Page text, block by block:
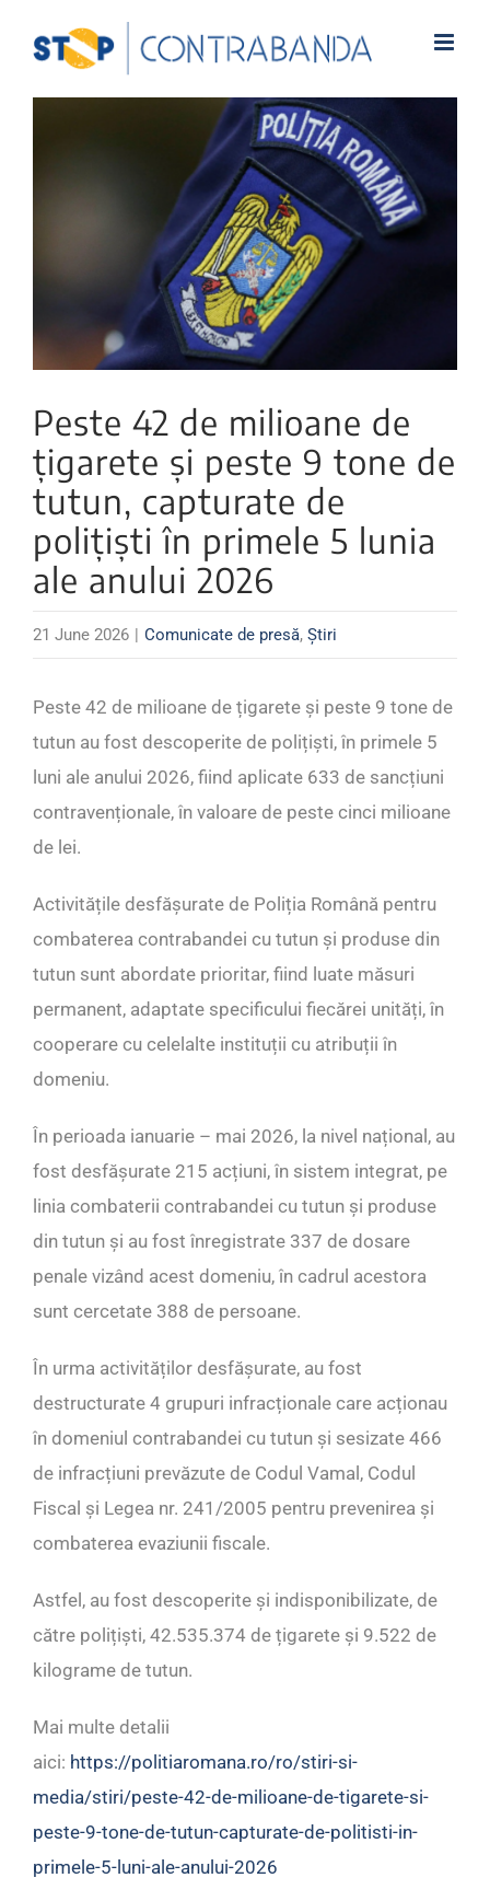
Peste 42 de milioane de
țigarete și peste 9 tone de
tutun, capturate de
polițiști în primele 5 lunia
ale anului 2026
21 June 2026 | Comunicate de presă, Știri
Peste 42 de milioane de țigarete și peste 9 tone de
tutun au fost descoperite de polițiști, în primele 5
luni ale anului 2026, fiind aplicate 633 de sancțiuni
contravenționale, în valoare de peste cinci milioane
de lei.
Activitățile desfășurate de Poliția Română pentru
combaterea contrabandei cu tutun și produse din
tutun sunt abordate prioritar, fiind luate măsuri
permanent, adaptate specificului fiecărei unități, în
cooperare cu celelalte instituții cu atribuții în
domeniu.
În perioada ianuarie – mai 2026, la nivel național, au
fost desfășurate 215 acțiuni, în sistem integrat, pe
linia combaterii contrabandei cu tutun și produse
din tutun și au fost înregistrate 337 de dosare
penale vizând acest domeniu, în cadrul acestora
sunt cercetate 388 de persoane.
În urma activităților desfășurate, au fost
destructurate 4 grupuri infracționale care acționau
în domeniul contrabandei cu tutun și sesizate 466
de infracțiuni prevăzute de Codul Vamal, Codul
Fiscal și Legea nr. 241/2005 pentru prevenirea și
combaterea evaziunii fiscale.
Astfel, au fost descoperite și indisponibilizate, de
către polițiști, 42.535.374 de țigarete și 9.522 de
kilograme de tutun.
Mai multe detalii
aici: https://politiaromana.ro/ro/stiri-si-
media/stiri/peste-42-de-milioane-de-tigarete-si-
peste-9-tone-de-tutun-capturate-de-politisti-in-
primele-5-luni-ale-anului-2026